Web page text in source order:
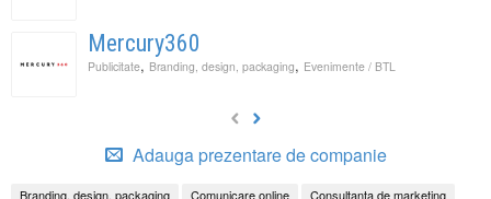
Mercury360
Publicitate, Branding, design, packaging, Evenimente / BTL
Adauga prezentare de companie
Branding, design, packaging Comunicare online Consultanta de marketing